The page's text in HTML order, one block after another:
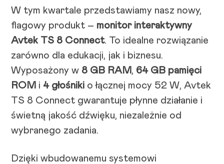
W tym kwartale przedstawiamy nasz nowy,
flagowy produkt – monitor interaktywny
Avtek TS 8 Connect. To idealne rozwiązanie
zarówno dla edukacji, jak i biznesu.
Wyposażony w 8 GB RAM, 64 GB pamięci
ROM i 4 głośniki o łącznej mocy 52 W, Avtek
TS 8 Connect gwarantuje płynne działanie i
świetną jakość dźwięku, niezależnie od
wybranego zadania.
Dzięki wbudowanemu systemowi